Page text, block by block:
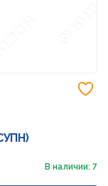
В наличии: 7